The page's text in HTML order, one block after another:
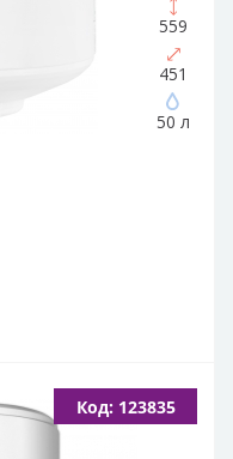
559
451
50 л
Тип ТЕНа:
Тип водонагрівача:
Форма водонагрівача:
Код: 123835